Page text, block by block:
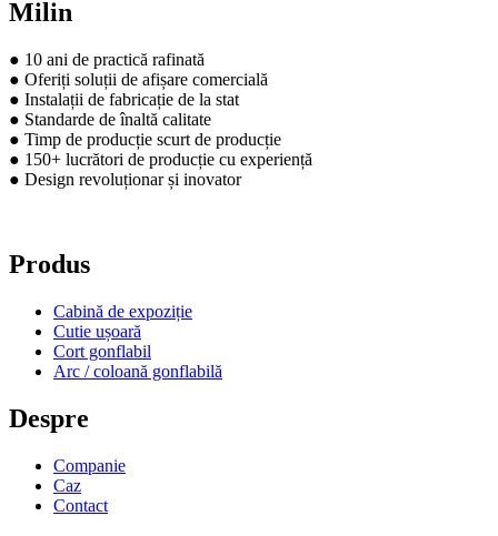
Milin
● 10 ani de practică rafinată
● Oferiți soluții de afișare comercială
● Instalații de fabricație de la stat
● Standarde de înaltă calitate
● Timp de producție scurt de producție
● 150+ lucrători de producție cu experiență
● Design revoluționar și inovator
Produs
Cabină de expoziție
Cutie ușoară
Cort gonflabil
Arc / coloană gonflabilă
Despre
Companie
Caz
Contact